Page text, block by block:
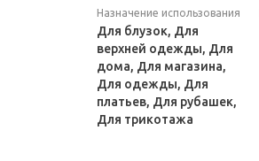
Назначение использования
Для блузок, Для
верхней одежды, Для
дома, Для магазина,
Для одежды, Для
платьев, Для рубашек,
Для трикотажа